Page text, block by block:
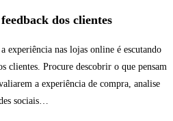
dos clientes
experiência nas lojas online é escutando
clientes. Procure descobrir o que pensam
a experiência de compra, analise
sociais…